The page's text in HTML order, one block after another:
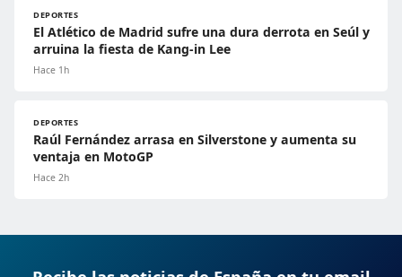
DEPORTES
El Atlético de Madrid sufre una dura derrota en Seúl y
arruina la fiesta de Kang-in Lee
Hace 1h
DEPORTES
Raúl Fernández arrasa en Silverstone y aumenta su
ventaja en MotoGP
Hace 2h